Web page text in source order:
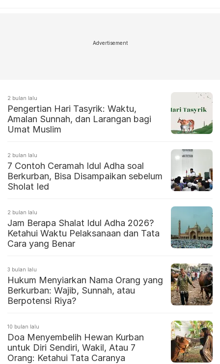
Advertisement
2 bulan lalu
Pengertian Hari Tasyrik: Waktu,
Amalan Sunnah, dan Larangan bagi
Umat Muslim
2 bulan lalu
7 Contoh Ceramah Idul Adha soal
Berkurban, Bisa Disampaikan sebelum
Sholat Ied
2 bulan lalu
Jam Berapa Shalat Idul Adha 2026?
Ketahui Waktu Pelaksanaan dan Tata
Cara yang Benar
3 bulan lalu
Hukum Menyiarkan Nama Orang yang
Berkurban: Wajib, Sunnah, atau
Berpotensi Riya?
10 bulan lalu
Doa Menyembelih Hewan Kurban
untuk Diri Sendiri, Wakil, Atau 7
Orang: Ketahui Tata Caranya